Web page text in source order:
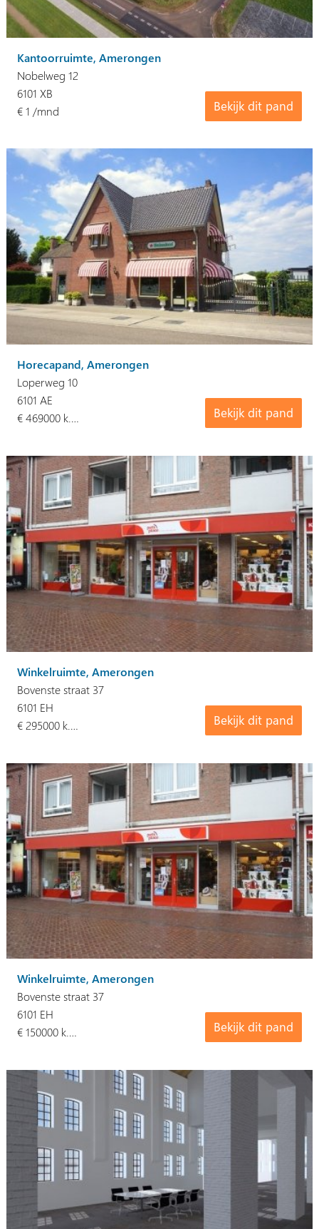
Kantoorruimte, Amerongen
Nobelweg 12
Bekijk dit pand
6101 XB
€ 1 /mnd
Horecapand, Amerongen
Loperweg 10
Bekijk dit pand
6101 AE
€ 469000 k.…
Winkelruimte, Amerongen
Bovenste straat 37
Bekijk dit pand
6101 EH
€ 295000 k.…
Winkelruimte, Amerongen
Bovenste straat 37
Bekijk dit pand
6101 EH
€ 150000 k.…